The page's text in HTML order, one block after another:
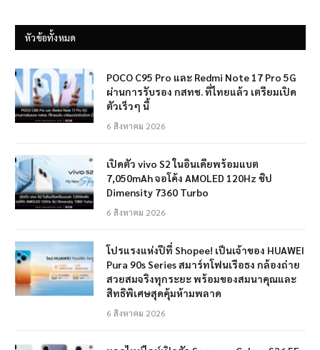
หัวข้อทั้งหมด
POCO C95 Pro และ Redmi Note 17 Pro 5G
ผ่านการรับรอง กสทช. ที่ไทยแล้ว เตรียมเปิด
ตัวเร็วๆ นี้
6 สิงหาคม 2026
เปิดตัว vivo S2 ในอินเดียพร้อมแบต
7,050mAh จอโค้ง AMOLED 120Hz ชิป
Dimensity 7360 Turbo
6 สิงหาคม 2026
โปรแรงแห่งปีที่ Shopee! เป็นเจ้าของ HUAWEI
Pura 90s Series สมาร์ทโฟนเรือธง กล้องถ่าย
สวยสมจริงทุกระยะ พร้อมของสมนาคุณและ
สิทธิพิเศษสุดคุ้มห้ามพลาด
6 สิงหาคม 2026